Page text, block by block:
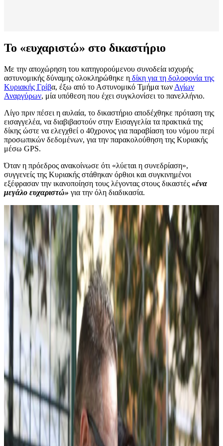
Το «ευχαριστώ» στο δικαστήριο
Με την αποχώρηση του κατηγορούμενου συνοδεία ισχυρής
αστυνομικής δύναμης ολοκληρώθηκε η δίκη για τη δολοφονία της
Κυριακής Γρίβα, έξω από το Αστυνομικό Τμήμα των Αγίων
Αναργύρων, μία υπόθεση που έχει συγκλονίσει το πανελλήνιο.
Λίγο πριν πέσει η αυλαία, το δικαστήριο αποδέχθηκε πρόταση της
εισαγγελέα, να διαβιβαστούν στην Εισαγγελία τα πρακτικά της
δίκης ώστε να ελεγχθεί ο 40χρονος για παραβίαση του νόμου περί
προσωπικών δεδομένων, για την παρακολούθηση της Κυριακής
μέσω GPS.
Όταν η πρόεδρος ανακοίνωσε ότι «λύεται η συνεδρίαση»,
συγγενείς της Κυριακής στάθηκαν όρθιοι και συγκινημένοι
εξέφρασαν την ικανοποίηση τους λέγοντας στους δικαστές «ένα
μεγάλο ευχαριστώ» για την όλη διαδικασία.